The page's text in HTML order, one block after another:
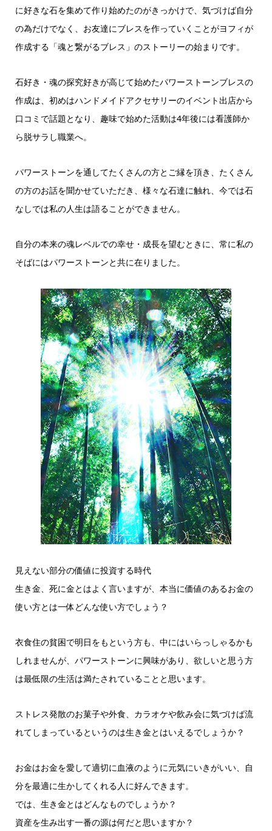
に好きな石を集めて作り始めたのがきっかけで、気づけば自分
の為だけでなく、お友達にブレスを作っていくことがヨフィが
作成する「魂と繋がるブレス」のストーリーの始まりです。
石好き・魂の探究好きが高じて始めたパワーストーンブレスの
作成は、初めはハンドメイドアクセサリーのイベント出店から
口コミで話題となり、趣味で始めた活動は4年後には看護師か
ら脱サラし職業へ。
パワーストーンを通してたくさんの方とご縁を頂き、たくさん
の方のお話を聞かせていただき、様々な石達に触れ、今では石
なしでは私の人生は語ることができません。
自分の本来の魂レベルでの幸せ・成長を望むときに、常に私の
そばにはパワーストーンと共に在りました。
見えない部分の価値に投資する時代
生き金、死に金とはよく言いますが、本当に価値のあるお金の
使い方とは一体どんな使い方でしょう？
衣食住の貧困で明日をもという方も、中にはいらっしゃるかも
しれませんが、パワーストーンに興味があり、欲しいと思う方
は最低限の生活は満たされていることと思います。
ストレス発散のお菓子や外食、カラオケや飲み会に気づけば流
れてしまっているというのは生き金とはいえるでしょうか？
お金はお金を愛して適切に血液のように元気にいきがいい、自
分を最適に生かしてくれる人に好んできます。
では、生き金とはどんなものでしょうか？
資産を生み出す一番の源は何だと思いますか？